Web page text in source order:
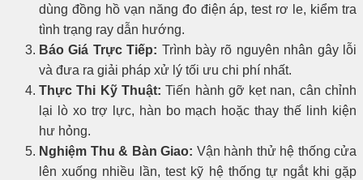
dùng đồng hồ vạn năng đo điện áp, test rơ le, kiểm tra
tình trạng ray dẫn hướng.
Báo Giá Trực Tiếp: Trình bày rõ nguyên nhân gây lỗi
và đưa ra giải pháp xử lý tối ưu chi phí nhất.
Thực Thi Kỹ Thuật: Tiến hành gỡ kẹt nan, cân chỉnh
lại lò xo trợ lực, hàn bo mạch hoặc thay thế linh kiện
hư hỏng.
Nghiệm Thu & Bàn Giao: Vận hành thử hệ thống cửa
lên xuống nhiều lần, test kỹ hệ thống tự ngắt khi gặp